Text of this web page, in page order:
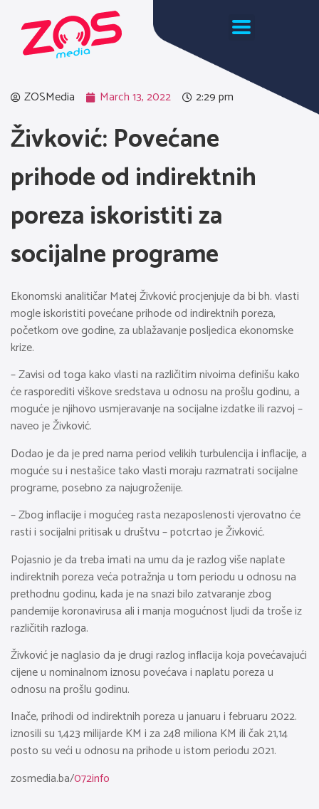
ZOSMedia March 13, 2022 2:29 pm
Živković: Povećane
prihode od indirektnih
poreza iskoristiti za
socijalne programe
Ekonomski analitičar Matej Živković procjenjuje da bi bh. vlasti
mogle iskoristiti povećane prihode od indirektnih poreza,
početkom ove godine, za ublažavanje posljedica ekonomske
krize.
– Zavisi od toga kako vlasti na različitim nivoima definišu kako
će rasporediti viškove sredstava u odnosu na prošlu godinu, a
moguće je njihovo usmjeravanje na socijalne izdatke ili razvoj –
naveo je Živković.
Dodao je da je pred nama period velikih turbulencija i inflacije, a
moguće su i nestašice tako vlasti moraju razmatrati socijalne
programe, posebno za najugroženije.
– Zbog inflacije i mogućeg rasta nezaposlenosti vjerovatno će
rasti i socijalni pritisak u društvu – potcrtao je Živković.
Pojasnio je da treba imati na umu da je razlog više naplate
indirektnih poreza veća potražnja u tom periodu u odnosu na
prethodnu godinu, kada je na snazi bilo zatvaranje zbog
pandemije koronavirusa ali i manja mogućnost ljudi da troše iz
različitih razloga.
Živković je naglasio da je drugi razlog inflacija koja povećavajući
cijene u nominalnom iznosu povećava i naplatu poreza u
odnosu na prošlu godinu.
Inače, prihodi od indirektnih poreza u januaru i februaru 2022.
iznosili su 1,423 milijarde KM i za 248 miliona KM ili čak 21,14
posto su veći u odnosu na prihode u istom periodu 2021.
zosmedia.ba/072info